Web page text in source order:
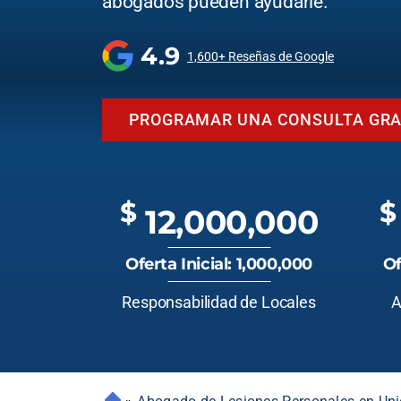
4.9 1,600+ Reseñas de Google
PROGRAMAR UNA CONSULTA
$12,000,000
Oferta Inicial: 1,000,000
Responsabilidad de Locales
$